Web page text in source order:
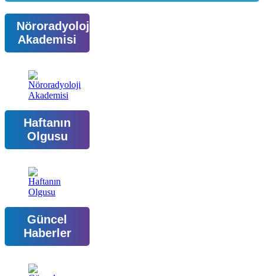
Nöroradyoloji
Akademisi
Haftanın
Olgusu
Güncel
Haberler